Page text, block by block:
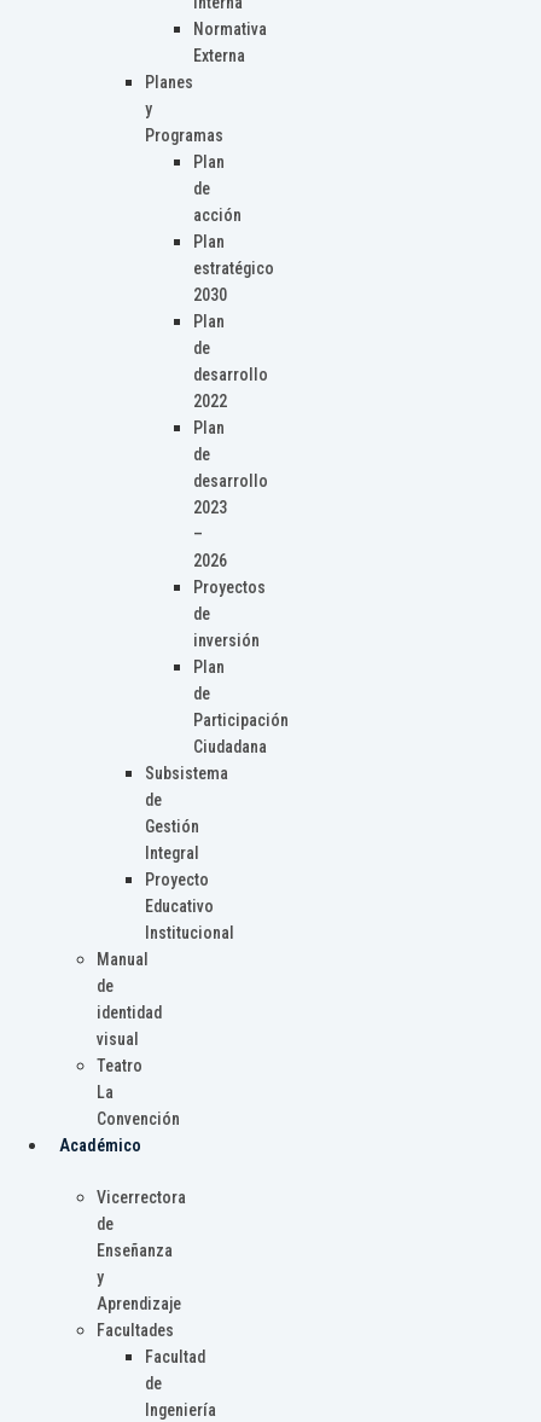
Normativa
Externa
Planes
y
Programas
Plan
de
acción
Plan
estratégico
2030
Plan
de
desarrollo
2022
Plan
de
desarrollo
2023
–
2026
Proyectos
de
inversión
Plan
de
Participación
Ciudadana
Subsistema
de
Gestión
Integral
Proyecto
Educativo
Institucional
Manual
de
identidad
visual
Teatro
La
Convención
Académico
Vicerrectora
de
Enseñanza
y
Aprendizaje
Facultades
Facultad
de
Ingeniería